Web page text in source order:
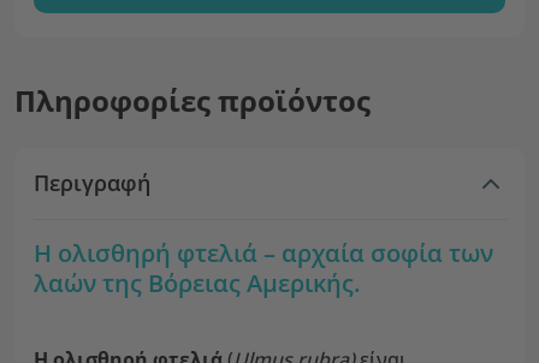
Πληροφορίες προϊόντος
Περιγραφή
Η ολισθηρή φτελιά – αρχαία σοφία των
λαών της Βόρειας Αμερικής.